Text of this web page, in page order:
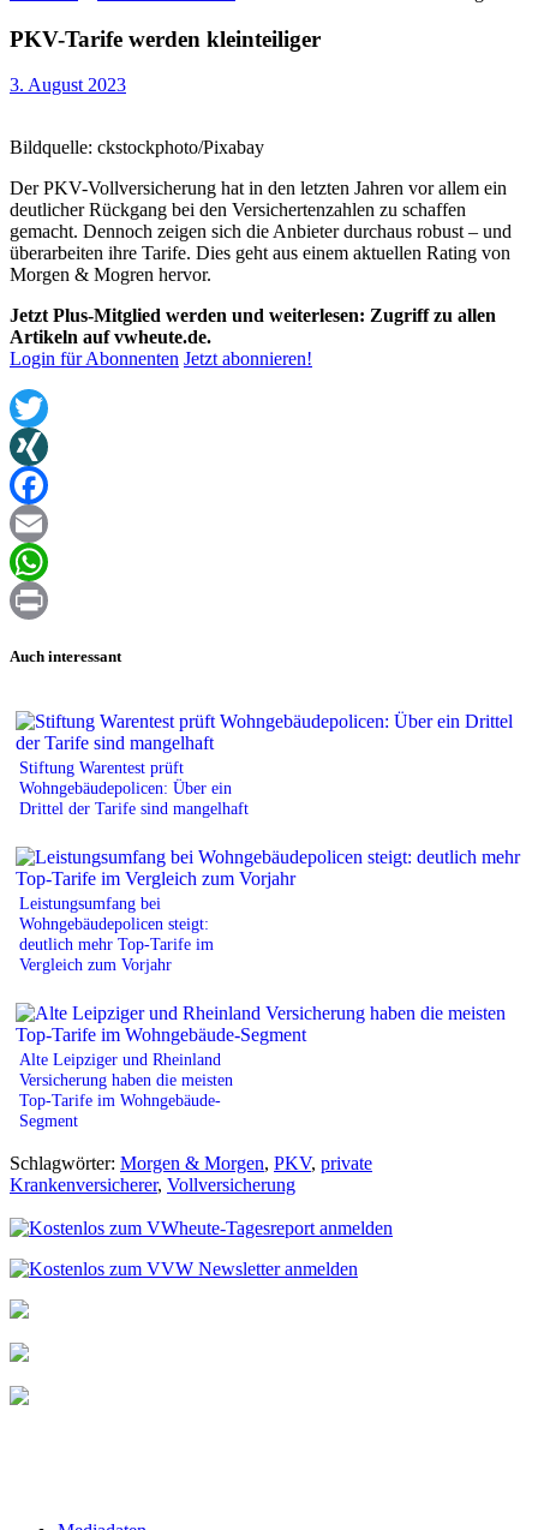
PKV-Tarife werden kleinteiliger
3. August 2023
Bildquelle: ckstockphoto/Pixabay
Der PKV-Vollversicherung hat in den letzten Jahren vor allem ein
deutlicher Rückgang bei den Versichertenzahlen zu schaffen
gemacht. Dennoch zeigen sich die Anbieter durchaus robust – und
überarbeiten ihre Tarife. Dies geht aus einem aktuellen Rating von
Morgen & Mogren hervor.
Jetzt Plus-Mitglied werden und weiterlesen: Zugriff zu allen
Artikeln auf vwheute.de.
Login für Abonnenten Jetzt abonnieren!
Twitter
XING
Facebook
Email
WhatsApp
Auch interessant
Stiftung Warentest prüft
Wohngebäudepolicen: Über ein
Drittel der Tarife sind mangelhaft
Leistungsumfang bei
Wohngebäudepolicen steigt:
deutlich mehr Top-Tarife im
Vergleich zum Vorjahr
Alte Leipziger und Rheinland
Versicherung haben die meisten
Top-Tarife im Wohngebäude-
Segment
Schlagwörter: Morgen & Morgen, PKV, private
Krankenversicherer, Vollversicherung